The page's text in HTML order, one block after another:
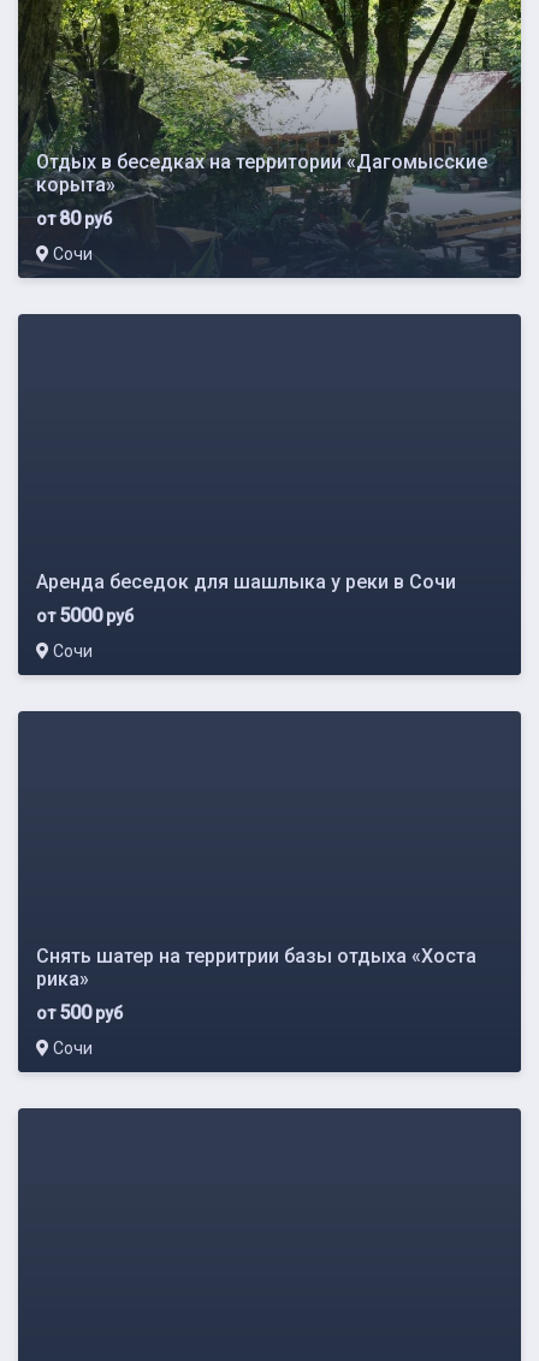
Отдых в беседках на территории «Дагомысские
корыта»
от80руб
Сочи
Аренда беседок для шашлыка у реки в Сочи
от5000руб
Сочи
Снять шатер на территрии базы отдыха «Хоста
рика»
от500руб
Сочи